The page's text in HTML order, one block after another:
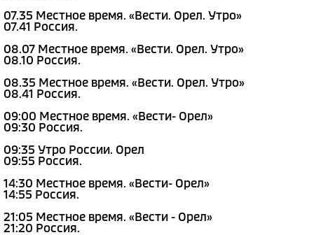
07.35 Местное время. «Вести. Орел. Утро»
07.41 Россия.
08.07 Местное время. «Вести. Орел. Утро»
08.10 Россия.
08.35 Местное время. «Вести. Орел. Утро»
08.41 Россия.
09:00 Местное время. «Вести- Орел»
09:30 Россия.
09:35 Утро России. Орел
09:55 Россия.
14:30 Местное время. «Вести- Орел»
14:55 Россия.
21:05 Местное время. «Вести - Орел»
21:20 Россия.